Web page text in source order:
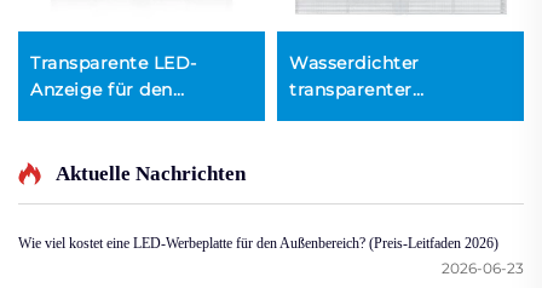
Transparente LED-
Anzeige für den
Innenbereich
Wasserdichter
transparenter
Außenbildschirm
Aktuelle Nachrichten
Wie viel kostet eine LED-Werbeplatte für den Außenbereich? (Preis-Leitfaden 2026)
2026-06-23